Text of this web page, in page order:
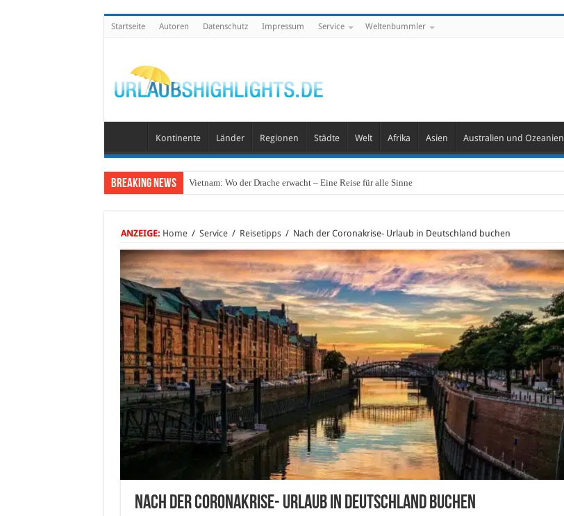
Startseite Autoren Datenschutz Impressum Service Weltenbummler
Kontinente Länder Regionen Städte Welt Afrika Asien Australien und Ozeanien
Breaking News Vietnam: Wo der Drache erwacht – Eine Reise für alle Sinne
ANZEIGE: Home / Service / Reisetipps / Nach der Coronakrise- Urlaub in Deutschland buchen
Nach der Coronakrise- Urlaub in Deutschland buchen